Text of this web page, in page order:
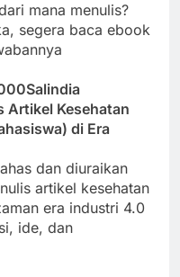
mana menulis?
segera baca ebook
Salindia
Artikel Kesehatan
di Era
dan diuraikan
artikel kesehatan
era industri 4.0
ide, dan